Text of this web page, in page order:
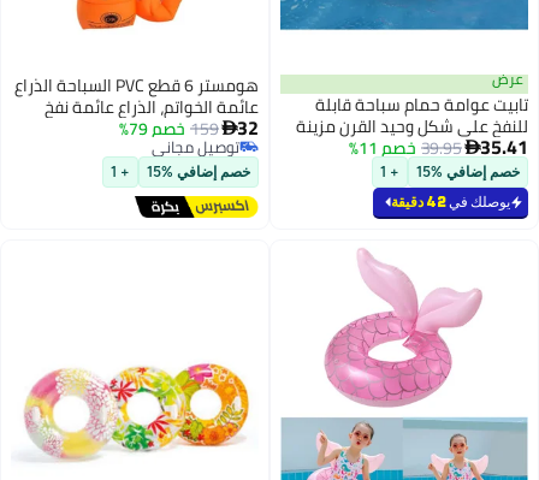
هومستر 6 قطع PVC السباحة الذراع
عائمة الخواتم، الذراع عائمة نفخ
عائمة السباحة الذراع الفرقات المياه
عائمة الأكمام للسباحة
 32
159خصم 79%
توصيل مجاني
توصيل مجاني
خصم إضافي %15